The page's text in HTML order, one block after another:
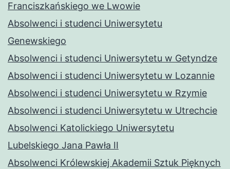
Franciszkańskiego we Lwowie
Absolwenci i studenci Uniwersytetu
Genewskiego
Absolwenci i studenci Uniwersytetu w Getyndze
Absolwenci i studenci Uniwersytetu w Lozannie
Absolwenci i studenci Uniwersytetu w Rzymie
Absolwenci i studenci Uniwersytetu w Utrechcie
Absolwenci Katolickiego Uniwersytetu
Lubelskiego Jana Pawła II
Absolwenci Królewskiej Akademii Sztuk Pięknych